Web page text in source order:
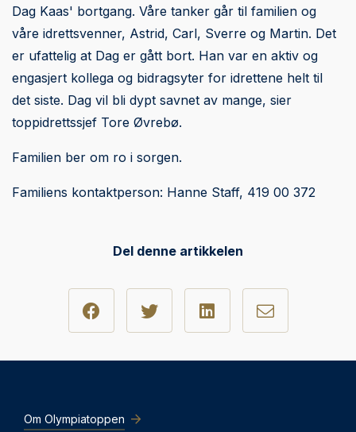
Dag Kaas' bortgang. Våre tanker går til familien og
våre idrettsvenner, Astrid, Carl, Sverre og Martin. Det
er ufattelig at Dag er gått bort. Han var en aktiv og
engasjert kollega og bidragsyter for idrettene helt til
det siste. Dag vil bli dypt savnet av mange, sier
toppidrettssjef Tore Øvrebø.
Familien ber om ro i sorgen.
Familiens kontaktperson: Hanne Staff, 419 00 372
Del denne artikkelen
Om Olympiatoppen